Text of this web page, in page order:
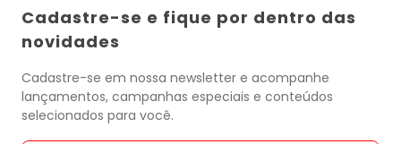
Cadastre-se e fique por dentro das
novidades
Cadastre-se em nossa newsletter e acompanhe
lançamentos, campanhas especiais e conteúdos
selecionados para você.